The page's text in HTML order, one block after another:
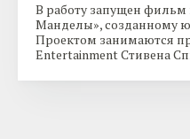
В работу запущен фильм
Манделы», созданному
Проектом занимаются
Entertainment Стивена